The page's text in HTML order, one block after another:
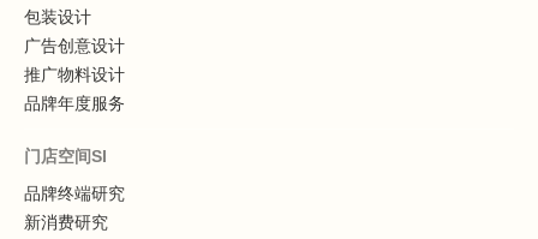
包装设计
广告创意设计
推广物料设计
品牌年度服务
门店空间SI
品牌终端研究
新消费研究